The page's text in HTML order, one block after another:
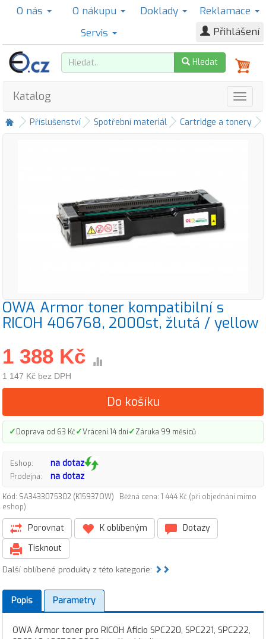
O nás O nákupu Doklady
Reklamace
Servis
Přihlášení
Hledat
Katalog
Příslušenství Spotřební materiál Cartridge a tonery
OWA Armor toner kompatibilní s
RICOH 406768, 2000st, žlutá / yellow
1 388 Kč
1 147 Kč bez DPH
Do košíku
✓Doprava od 63 Kč✓Vrácení 14 dní✓Záruka 99 měsíců
Eshop: na dotaz
Prodejna: na dotaz
Kód: SA3433075302 (K15937OW)
Běžná cena: 1 444 Kč (při objednání mimo
eshop)
Porovnat K oblíbeným
Dotazy
Tisknout
Další oblíbené produkty z této kategorie:
Popis Parametry
OWA Armor toner pro RICOH Aficio SPC220, SPC221, SPC222,